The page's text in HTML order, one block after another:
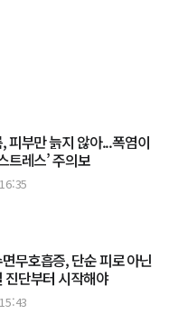
피부만 늙지 않아...폭염이
트레스’ 주의보
무호흡증, 단순 피로 아닌
진단부터 시작해야